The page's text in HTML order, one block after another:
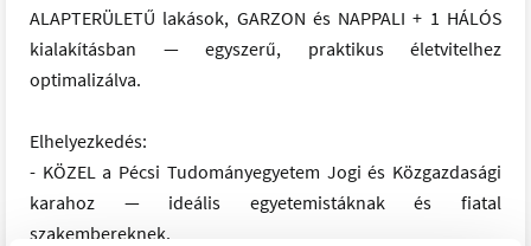
ALAPTERÜLETŰ lakások, GARZON és NAPPALI + 1 HÁLÓS
kialakításban — egyszerű, praktikus életvitelhez
optimalizálva.
Elhelyezkedés:
- KÖZEL a Pécsi Tudományegyetem Jogi és Közgazdasági
karahoz — ideális egyetemistáknak és fiatal
szakembereknek.